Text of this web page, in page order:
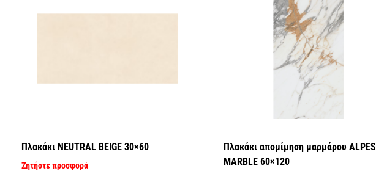
Πλακάκι NEUTRAL BEIGE 30×60
Ζητήστε προσφορά
Πλακάκι απομίμηση μαρμάρου ALPES
MARBLE 60×120